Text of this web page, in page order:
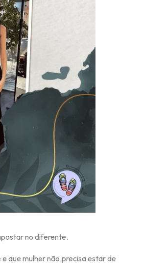
no diferente.
que mulher não precisa estar de